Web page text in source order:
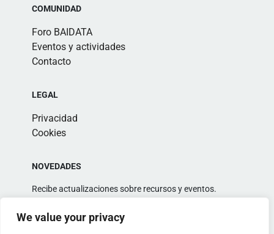
We value your privacy
COMUNIDAD
Foro BAIDATA
Eventos y actividades
Contacto
LEGAL
Privacidad
Cookies
NOVEDADES
Recibe actualizaciones sobre recursos y eventos.